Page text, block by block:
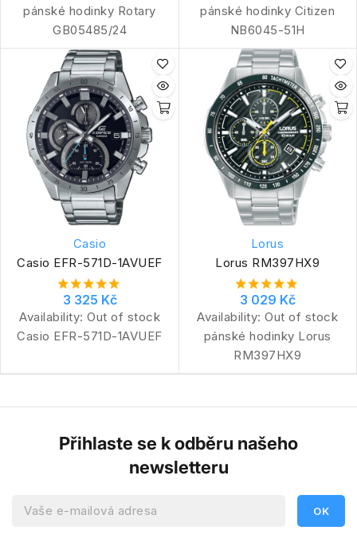
pánské hodinky Rotary
GB05485/24
pánské hodinky Citizen
NB6045-51H
Casio
Casio EFR-571D-1AVUEF
3 325 Kč
Availability: Out of stock
Casio EFR-571D-1AVUEF
Lorus
Lorus RM397HX9
3 029 Kč
Availability: Out of stock
pánské hodinky Lorus
RM397HX9
Přihlaste se k odběru našeho
newsletteru